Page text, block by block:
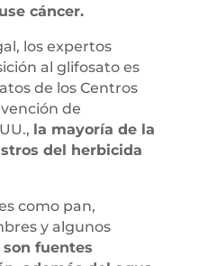
cáncer.
los expertos
al glifosato es
de los Centros
de
la mayoría de la
del herbicida
como pan,
y algunos
son fuentes